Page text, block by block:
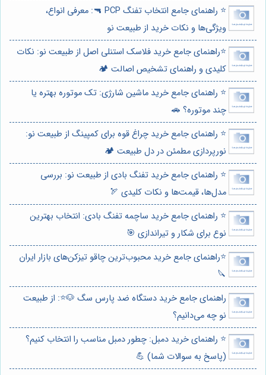
⭐️ راهنمای جامع انتخاب تفنگ PCP 🔫: معرفی انواع،
ویژگی‌ها و نکات خرید از طبیعت نو
⭐️راهنمای جامع خرید فلاسک استنلی اصل از طبیعت نو: نکات
کلیدی و راهنمای تشخیص اصالت 🏕️
⭐️ راهنمای جامع خرید ماشین شارژی: تک موتوره بهتره یا
چند موتوره؟ 🚗
⭐️ راهنمای جامع خرید چراغ قوه برای کمپینگ از طبیعت نو:
نورپردازی مطمئن در دل طبیعت 🏕️
⭐️ راهنمای جامع خرید تفنگ بادی از طبیعت نو: بررسی
مدل‌ها، قیمت‌ها و نکات کلیدی 🏹
⭐️ راهنمای جامع خرید ساچمه تفنگ بادی: انتخاب بهترین
نوع برای شکار و تیراندازی 🎯
⭐️راهنمای جامع خرید محبوب‌ترین چاقو تیزکن‌های بازار ایران
🔪
راهنمای جامع خرید دستگاه ضد پارس سگ 🐶⭐️: از طبیعت
نو چه می‌دانیم؟
⭐️ راهنمای خرید دمبل: چطور دمبل مناسب را انتخاب کنیم؟
(پاسخ به سوالات شما) 💪